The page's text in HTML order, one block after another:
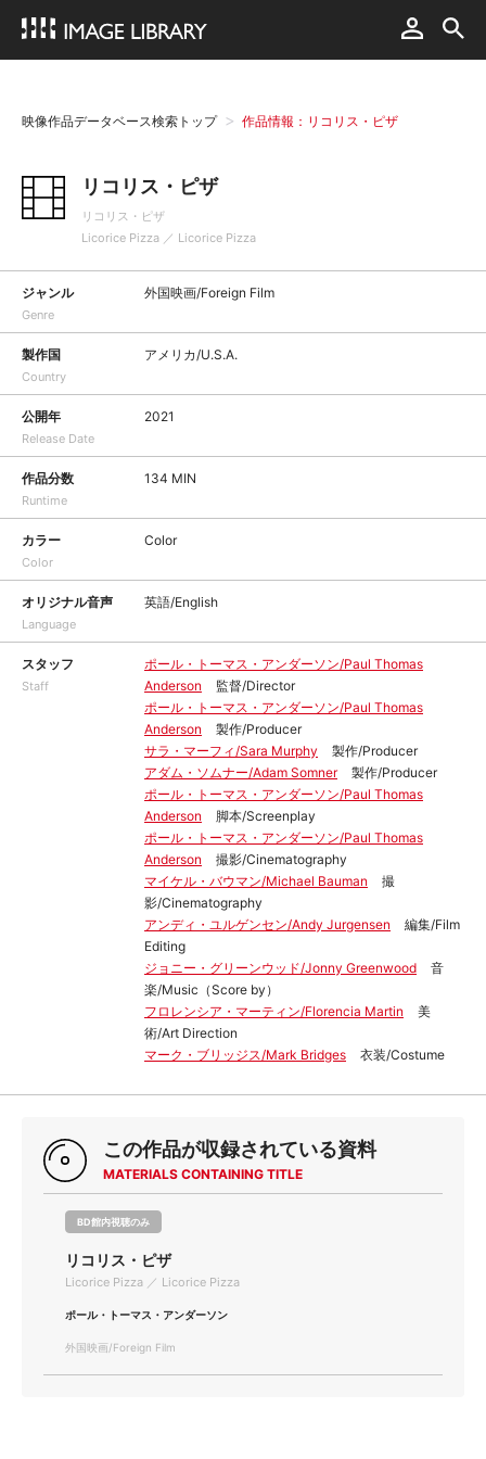
映像作品データベース検索トップ 作品情報：リコリス・ピザ
リコリス・ピザ
リコリス・ピザ
Licorice Pizza ／ Licorice Pizza
ジャンル
Genre
外国映画/Foreign Film
製作国
Country
アメリカ/U.S.A.
公開年
Release Date
2021
作品分数
Runtime
134 MIN
カラー
Color
Color
オリジナル音声
Language
英語/English
スタッフ
Staff
ポール・トーマス・アンダーソン/Paul Thomas
Anderson
監督/Director
ポール・トーマス・アンダーソン/Paul Thomas
Anderson
製作/Producer
サラ・マーフィ/Sara Murphy
製作/Producer
アダム・ソムナー/Adam Somner
製作/Producer
ポール・トーマス・アンダーソン/Paul Thomas
Anderson
脚本/Screenplay
ポール・トーマス・アンダーソン/Paul Thomas
Anderson
撮影/Cinematography
マイケル・バウマン/Michael Bauman
撮
影/Cinematography
アンディ・ユルゲンセン/Andy Jurgensen
編集/Film
Editing
ジョニー・グリーンウッド/Jonny Greenwood
音
楽/Music（Score by）
フロレンシア・マーティン/Florencia Martin
美
術/Art Direction
マーク・ブリッジス/Mark Bridges
衣装/Costume
この作品が収録されている資料
MATERIALS CONTAINING TITLE
BD館内視聴のみ
リコリス・ピザ
Licorice Pizza ／ Licorice Pizza
ポール・トーマス・アンダーソン
外国映画/Foreign Film